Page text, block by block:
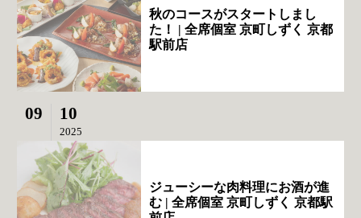
秋のコースがスタートしまし
た！ | 全席個室 京町しずく 京都
駅前店
09 10
2025
ジューシーな肉料理にお酒が進
む | 全席個室 京町しずく 京都駅